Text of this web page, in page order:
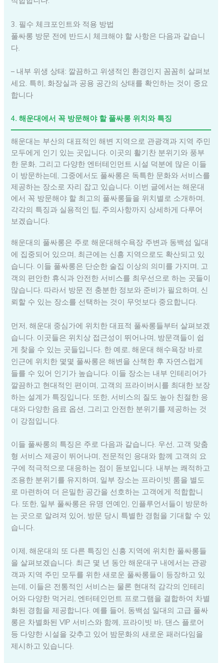
3. 필수 체크포인트와 적용 방법
풀싸롱 방문 전에 반드시 체크해야 할 사항은 다음과 같습니
다.
– 내부 위생 상태: 깔끔하고 위생적인 환경인지 꼼꼼히 살펴보
세요. 특히, 화장실과 공용 공간의 상태를 확인하는 것이 중요
합니다
4. 해운대에서 꼭 방문해야 할 풀싸롱 위치와 특징
해운대는 부산의 대표적인 해변 지역으로 관광객과 지역 주민
모두에게 인기 있는 곳입니다. 이곳의 활기찬 분위기와 풍부
한 문화, 그리고 다양한 엔터테인먼트 시설 덕분에 많은 이들
이 방문하는데, 그중에서도 풀싸롱은 독특한 문화와 서비스를
제공하는 장소로 자리 잡고 있습니다. 이번 글에서는 해운대
에서 꼭 방문해야 할 최고의 풀싸롱들을 위치별로 소개하며,
각각의 특징과 실용적인 팁, 주의사항까지 상세하게 다루어
보겠습니다.
해운대의 풀싸롱은 주로 해운대해수욕장 주변과 동백섬 일대
에 집중되어 있으며, 최근에는 신흥 지역으로도 확산되고 있
습니다. 이들 풀싸롱은 단순한 술집 이상의 의미를 가지며, 고
객의 편안한 휴식과 안전한 서비스를 최우선으로 하는 곳들이
많습니다. 따라서 방문 전 충분한 정보와 준비가 필요하며, 신
뢰할 수 있는 장소를 선택하는 것이 무엇보다 중요합니다.
먼저, 해운대 중심가에 위치한 대표적 풀싸롱들부터 살펴보겠
습니다. 이곳들은 위치상 접근성이 뛰어나며, 방문객들이 쉽
게 찾을 수 있는 곳들입니다. 한 예로, 해운대 해수욕장 바로
인근에 위치한 몇몇 풀싸롱은 해변을 산책한 후 자연스럽게
들를 수 있어 인기가 높습니다. 이들 장소는 내부 인테리어가
깔끔하고 현대적인 편이며, 고객의 프라이버시를 최대한 보장
하는 설계가 특징입니다. 또한, 서비스의 질도 높아 친절한 응
대와 다양한 음료 옵션, 그리고 안전한 분위기를 제공하는 것
이 강점입니다.
이들 풀싸롱의 특징은 주로 다음과 같습니다. 우선, 고객 맞춤
형 서비스 제공이 뛰어나며, 전문적인 응대와 함께 고객의 요
구에 적극적으로 대응하는 점이 돋보입니다. 내부는 쾌적하고
조용한 분위기를 유지하며, 일부 장소는 프라이빗 룸을 별도
로 마련하여 더 은밀한 공간을 선호하는 고객에게 적합합니
다. 또한, 일부 풀싸롱은 유명 연예인, 인플루언서들이 방문하
는 곳으로 알려져 있어, 방문 당시 특별한 경험을 기대할 수 있
습니다.
이제, 해운대의 또 다른 특징인 신흥 지역에 위치한 풀싸롱들
을 살펴보겠습니다. 최근 몇 년 동안 해운대구 내에서는 관광
객과 지역 주민 모두를 위한 새로운 풀싸롱들이 등장하고 있
는데, 이들은 전통적인 서비스는 물론 현대적 감각의 인테리
어와 다양한 먹거리, 엔터테인먼트 프로그램을 결합하여 차별
화된 경험을 제공합니다. 예를 들어, 동백섬 일대의 고급 풀싸
롱은 차별화된 VIP 서비스와 함께, 프라이빗 바, 댄스 플로어
등 다양한 시설을 갖추고 있어 밤문화의 새로운 패러다임을
제시하고 있습니다.